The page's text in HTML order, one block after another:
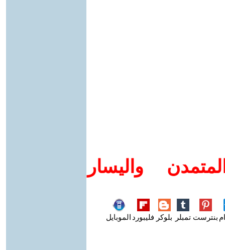
واليسار
بنترست تمبلر بلوكر فليبورد الموبايل